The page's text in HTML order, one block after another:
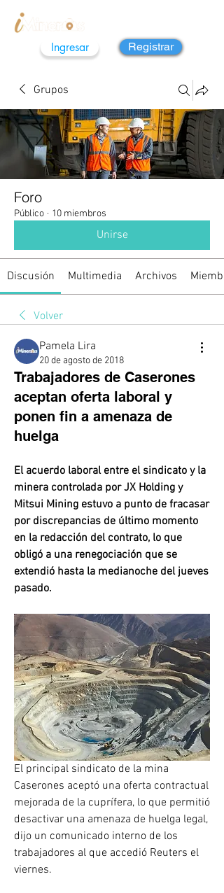
Ingresar Registrar
Grupos
Foro
Público · 10 miembros
Unirse
Discusión Multimedia Archivos
Volver
Pamela Lira
20 de agosto de 2018
Trabajadores de Caserones
aceptan oferta laboral y
ponen fin a amenaza de
huelga
El acuerdo laboral entre el sindicato y la
minera controlada por JX Holding y
Mitsui Mining estuvo a punto de fracasar
por discrepancias de último momento
en la redacción del contrato, lo que
obligó a una renegociación que se
extendió hasta la medianoche del jueves
pasado.
El principal sindicato de la mina
Caserones aceptó una oferta contractual
mejorada de la cuprífera, lo que permitió
desactivar una amenaza de huelga legal,
dijo un comunicado interno de los
trabajadores al que accedió Reuters el
viernes.